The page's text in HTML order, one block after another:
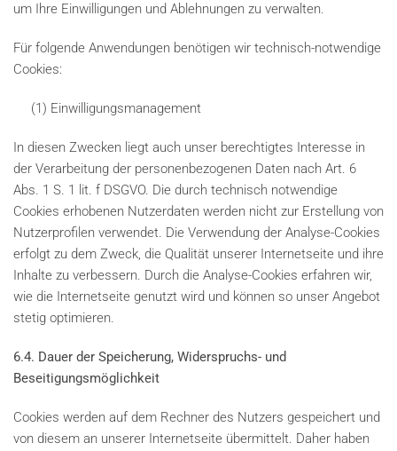
um Ihre Einwilligungen und Ablehnungen zu verwalten.
Für folgende Anwendungen benötigen wir technisch-notwendige
Cookies:
(1) Einwilligungsmanagement
In diesen Zwecken liegt auch unser berechtigtes Interesse in
der Verarbeitung der personenbezogenen Daten nach Art. 6
Abs. 1 S. 1 lit. f DSGVO. Die durch technisch notwendige
Cookies erhobenen Nutzerdaten werden nicht zur Erstellung von
Nutzerprofilen verwendet. Die Verwendung der Analyse-Cookies
erfolgt zu dem Zweck, die Qualität unserer Internetseite und ihre
Inhalte zu verbessern. Durch die Analyse-Cookies erfahren wir,
wie die Internetseite genutzt wird und können so unser Angebot
stetig optimieren.
6.4. Dauer der Speicherung, Widerspruchs- und
Beseitigungsmöglichkeit
Cookies werden auf dem Rechner des Nutzers gespeichert und
von diesem an unserer Internetseite übermittelt. Daher haben